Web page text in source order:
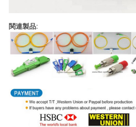
関連製品: